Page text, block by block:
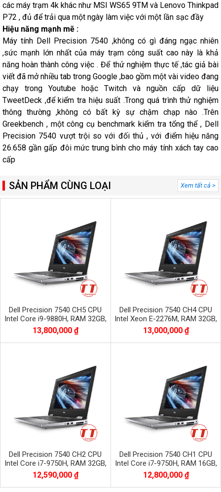
các máy trạm 4k khác như MSI WS65 9TM và Lenovo Thinkpad
P72 , đủ để trải qua một ngày làm việc với một lần sạc đầy
Hiệu năng mạnh mẽ :
Máy tính Dell Precision 7540 ,không có gì đáng ngạc nhiên
,sức mạnh lớn nhất của máy trạm công suất cao này là khả
năng hoàn thành công việc . Để thử nghiệm thực tế ,tác giả bài
viết đã mở nhiều tab trong Google ,bao gồm một vài video đang
chạy trong Youtube hoặc Twitch và nguồn cấp dữ liệu
TweetDeck ,để kiểm tra hiệu suất .Trong quá trình thử nghiệm
thông thường ,không có bất kỳ sự chậm chạp nào .Trên
Greekbench , một công cụ benchmark kiểm tra tổng thể , Dell
Precision 7540 vượt trội so với đối thủ , với điểm hiệu năng
26.658 gần gấp đôi mức trung bình cho máy tính xách tay cao
cấp
Xem tất cả >
SẢN PHẨM CÙNG LOẠI
Dell Precision 7540 CH5 CPU
Intel Core i9-9880H, RAM 32GB,
SSD 512GB, VGA NVIDIA Quadro
RTX3000
13,800,000 ₫
Dell Precision 7540 CH4 CPU
Intel Xeon E-2276M, RAM 32GB,
SSD 512GB, VGA NVIDIA Quadro
RTX3000
13,000,000 ₫
Dell Precision 7540 CH2 CPU
Intel Core i7-9750H, RAM 32GB,
SSD 512GB, VGA NVIDIA Quadro
RTX3000
12,590,000 ₫
Dell Precision 7540 CH1 CPU
Intel Core i7-9750H, RAM 16GB,
SSD 512GB, VGA NVIDIA Quadro
RTX3000
12,800,000 ₫